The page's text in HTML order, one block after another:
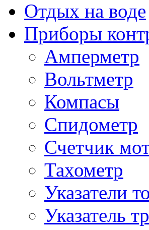
Отдых на воде
Приборы
Амперметр
Вольтметр
Компасы
Спидометр
Счетчик
Тахометр
Указатели
Указатель